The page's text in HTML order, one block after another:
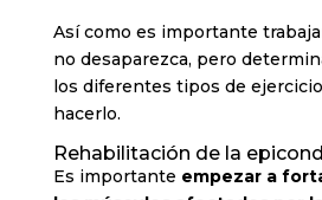
Así como es importante
no desaparezca, pero
los diferentes tipos de
hacerlo.
Rehabilitación de la
Es importante empezar a